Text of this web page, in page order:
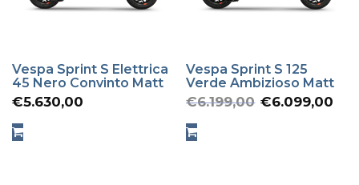
Vespa Sprint S Elettrica
45 Nero Convinto Matt
€5.630,00
Vespa Sprint S 125
Verde Ambizioso Matt
€6.199,00 €6.099,00